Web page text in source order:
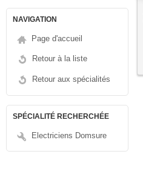
NAVIGATION
Page d'accueil
Retour à la liste
Retour aux spécialités
SPÉCIALITÉ RECHERCHÉE
Electriciens Domsure